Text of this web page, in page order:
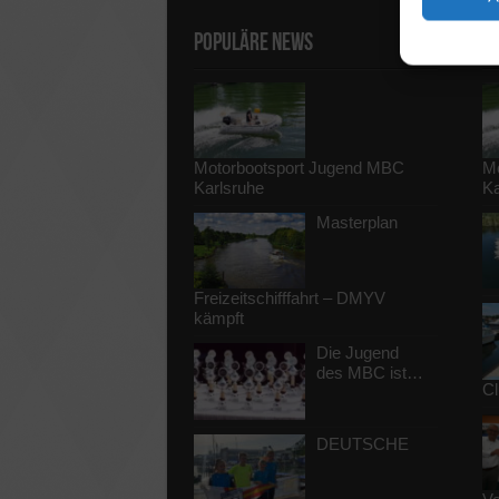
Populäre News
Motorbootsport Jugend MBC
Karlsruhe
Masterplan
Freizeitschifffahrt – DMYV
kämpft
Die Jugend
des MBC ist…
DEUTSCHE